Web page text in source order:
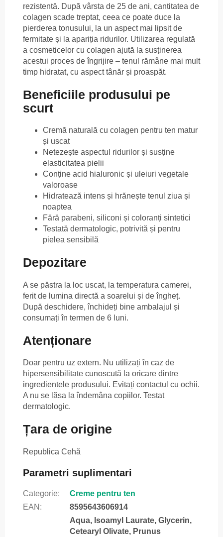
rezistentă. După vârsta de 25 de ani, cantitatea de
colagen scade treptat, ceea ce poate duce la
pierderea tonusului, la un aspect mai lipsit de
fermitate și la apariția ridurilor. Utilizarea regulată
a cosmeticelor cu colagen ajută la susținerea
acestui proces de îngrijire – tenul rămâne mai mult
timp hidratat, cu aspect tânăr și proaspăt.
Beneficiile produsului pe
scurt
Cremă naturală cu colagen pentru ten matur
și uscat
Netezește aspectul ridurilor și susține
elasticitatea pielii
Conține acid hialuronic și uleiuri vegetale
valoroase
Hidratează intens și hrănește tenul ziua și
noaptea
Fără parabeni, siliconi și coloranți sintetici
Testată dermatologic, potrivită și pentru
pielea sensibilă
Depozitare
A se păstra la loc uscat, la temperatura camerei,
ferit de lumina directă a soarelui și de îngheț.
După deschidere, închideți bine ambalajul și
consumați în termen de 6 luni.
Atenționare
Doar pentru uz extern. Nu utilizați în caz de
hipersensibilitate cunoscută la oricare dintre
ingredientele produsului. Evitați contactul cu ochii.
A nu se lăsa la îndemâna copiilor. Testat
dermatologic.
Țara de origine
Republica Cehă
Parametri suplimentari
Categorie:
Creme pentru ten
EAN : 8595643606914
Aqua, Isoamyl Laurate, Glycerin,
Cetearyl Olivate, Prunus